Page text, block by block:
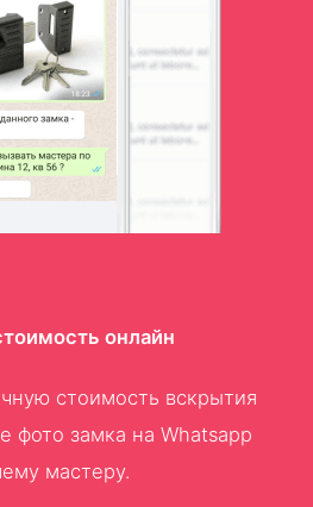
онлайн
стоимость вскрытия
фото замка на Whatsapp
мастеру.